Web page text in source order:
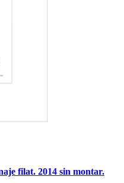
filat. 2014 sin montar.